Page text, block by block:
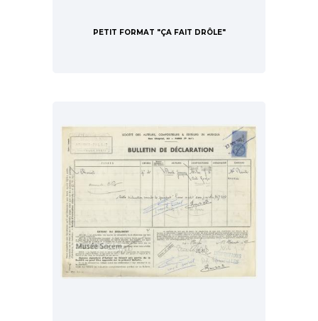
PETIT FORMAT "ÇA FAIT DRÔLE"